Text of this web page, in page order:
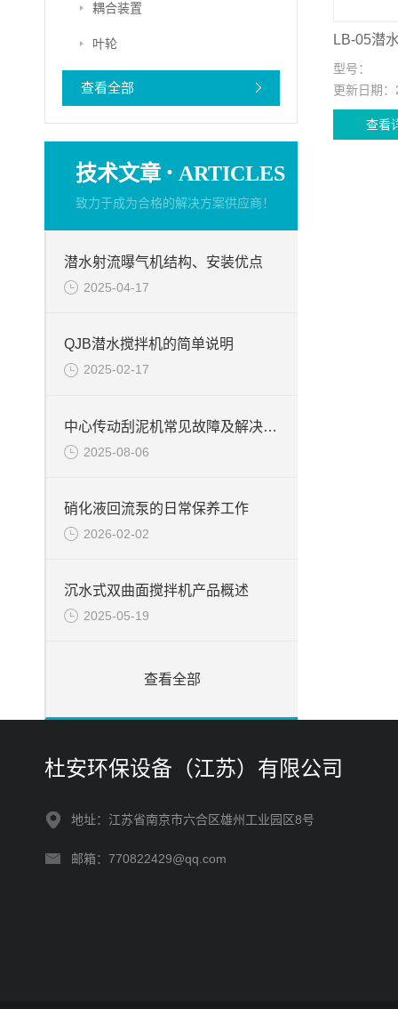
耦合装置
叶轮
查看全部
技术文章 · ARTICLES
致力于成为合格的解决方案供应商！
潜水射流曝气机结构、安装优点
2025-04-17
QJB潜水搅拌机的简单说明
2025-02-17
中心传动刮泥机常见故障及解决的办法
2025-08-06
硝化液回流泵的日常保养工作
2026-02-02
沉水式双曲面搅拌机产品概述
2025-05-19
查看全部
LB-05潜
型号：
更新日期：
查看
杜安环保设备（江苏）有限公司
地址：江苏省南京市六合区雄州工业园区8号
邮箱：770822429@qq.com